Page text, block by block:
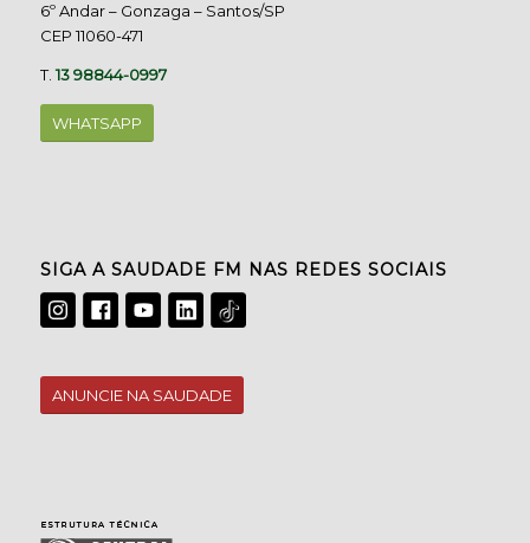
6º Andar – Gonzaga – Santos/SP
CEP 11060-471
T.13 98844-0997
WHATSAPP
SIGA A SAUDADE FM NAS REDES SOCIAIS
ANUNCIE NA SAUDADE